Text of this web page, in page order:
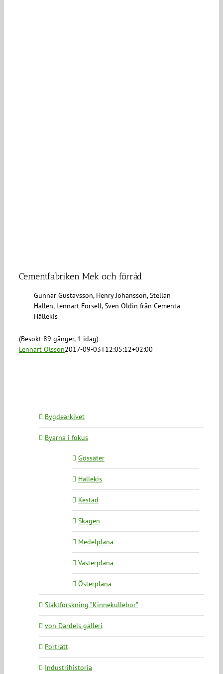
Cementfabriken Mek och förråd
Gunnar Gustavsson, Henry Johansson, Stellan
Hallen, Lennart Forsell, Sven Oldin från Cementa
Hällekis
(Besökt 89 gånger, 1 idag)
Lennart Olsson2017-09-03T12:05:12+02:00
Bygdearkivet
Byarna i fokus
Gössäter
Hällekis
Kestad
Skagen
Medelplana
Västerplana
Österplana
Släktforskning ”Kinnekullebor”
von Dardels galleri
Porträtt
Industrihistoria